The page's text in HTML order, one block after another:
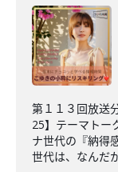
第１１３回放送
25】テーマトー
ナ世代の『納得
世代は、なんだ